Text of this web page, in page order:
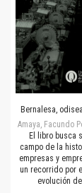
Bernalesa,
Amaya, Facundo
El libro busca
campo de la
empresas y
un recorrido por
evolución